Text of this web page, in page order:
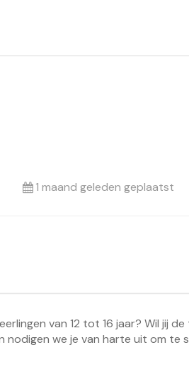
1 maand geleden geplaatst
van 12 tot 16 jaar? Wil jij
nodigen we je van harte uit om te